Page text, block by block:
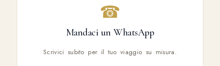
☎
Mandaci un WhatsApp
Scrivici subito per il tuo viaggio su misura.